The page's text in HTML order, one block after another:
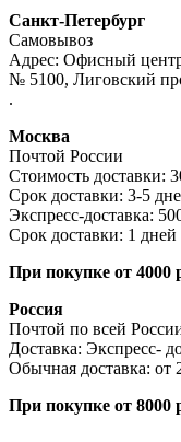
Санкт-Петербург
Самовывоз
Адрес: Офисный
№ 5100, Лиговский
.
Москва
Почтой России
Стоимость доставки:
Срок доставки: 3-5
Экспресс-доставка:
Срок доставки: 1 дней
При покупке от
Россия
Почтой по всей
Доставка: Экспресс-
Обычная доставка: от
При покупке от